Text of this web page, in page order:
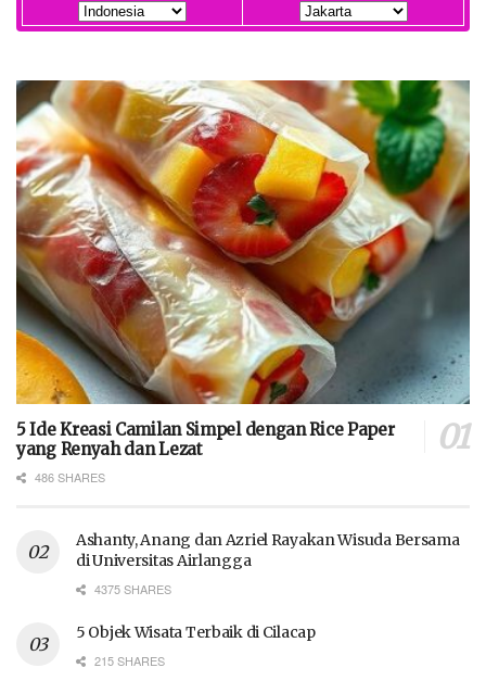
5 Ide Kreasi Camilan Simpel dengan Rice Paper
yang Renyah dan Lezat
486 SHARES
Ashanty, Anang dan Azriel Rayakan Wisuda Bersama
di Universitas Airlangga
4375 SHARES
5 Objek Wisata Terbaik di Cilacap
215 SHARES